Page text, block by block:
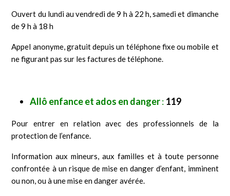
Ouvert du lundi au vendredi de 9 h à 22 h, samedi et dimanche
de 9 h à 18 h
Appel anonyme, gratuit depuis un téléphone fixe ou mobile et
ne figurant pas sur les factures de téléphone.
Allô enfance et ados en danger: 119
Pour entrer en relation avec des professionnels de la
protection de l’enfance.
Information aux mineurs, aux familles et à toute personne
confrontée à un risque de mise en danger d’enfant, imminent
ou non, ou à une mise en danger avérée.